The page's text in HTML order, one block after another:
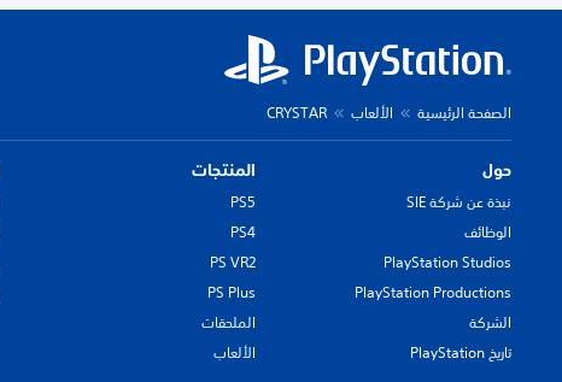
الصفحة الرئيسية الألعاب CRYSTAR
حول
نبذة عن شركة SIE
الوظائف
PlayStation Studios
PlayStation Productions
الشركة
تاريخ PlayStation
المنتجات
PS5
PS4
PS VR2
PS Plus
الملحقات
الألعاب